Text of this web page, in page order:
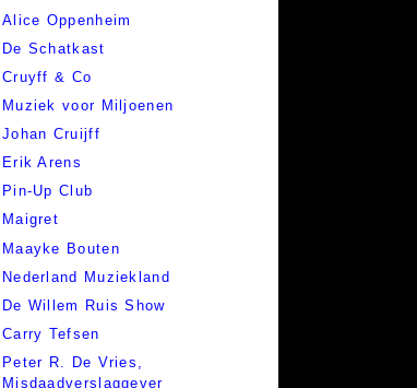
Alice Oppenheim
De Schatkast
Cruyff & Co
Muziek voor Miljoenen
Johan Cruijff
Erik Arens
Pin-Up Club
Maigret
Maayke Bouten
Nederland Muziekland
De Willem Ruis Show
Carry Tefsen
Peter R. De Vries,
Misdaadverslaggever